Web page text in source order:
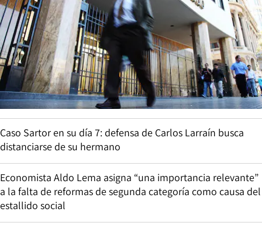
Caso Sartor en su día 7: defensa de Carlos Larraín busca
distanciarse de su hermano
Economista Aldo Lema asigna “una importancia relevante”
a la falta de reformas de segunda categoría como causa del
estallido social